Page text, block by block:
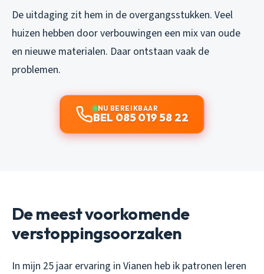
De uitdaging zit hem in de overgangsstukken. Veel
huizen hebben door verbouwingen een mix van oude
en nieuwe materialen. Daar ontstaan vaak de
problemen.
NU BEREIKBAAR
BEL 085 019 58 22
De meest voorkomende
verstoppingsoorzaken
In mijn 25 jaar ervaring in Vianen heb ik patronen leren